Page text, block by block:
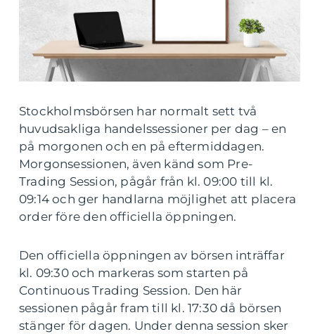
Stockholmsbörsen har normalt sett två
huvudsakliga handelssessioner per dag – en
på morgonen och en på eftermiddagen.
Morgonsessionen, även känd som Pre-
Trading Session, pågår från kl. 09:00 till kl.
09:14 och ger handlarna möjlighet att placera
order före den officiella öppningen.
Den officiella öppningen av börsen inträffar
kl. 09:30 och markeras som starten på
Continuous Trading Session. Den här
sessionen pågår fram till kl. 17:30 då börsen
stänger för dagen. Under denna session sker